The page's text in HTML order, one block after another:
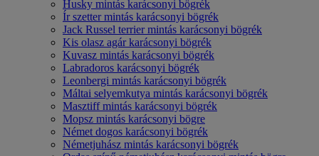
Husky mintás karácsonyi bögrék
Ír szetter mintás karácsonyi bögrék
Jack Russel terrier mintás karácsonyi bögrék
Kis olasz agár karácsonyi bögrék
Kuvasz mintás karácsonyi bögrék
Labradoros karácsonyi bögrék
Leonbergi mintás karácsonyi bögrék
Máltai selyemkutya mintás karácsonyi bögrék
Masztiff mintás karácsonyi bögrék
Mopsz mintás karácsonyi bögre
Német dogos karácsonyi bögrék
Németjuhász mintás karácsonyi bögrék